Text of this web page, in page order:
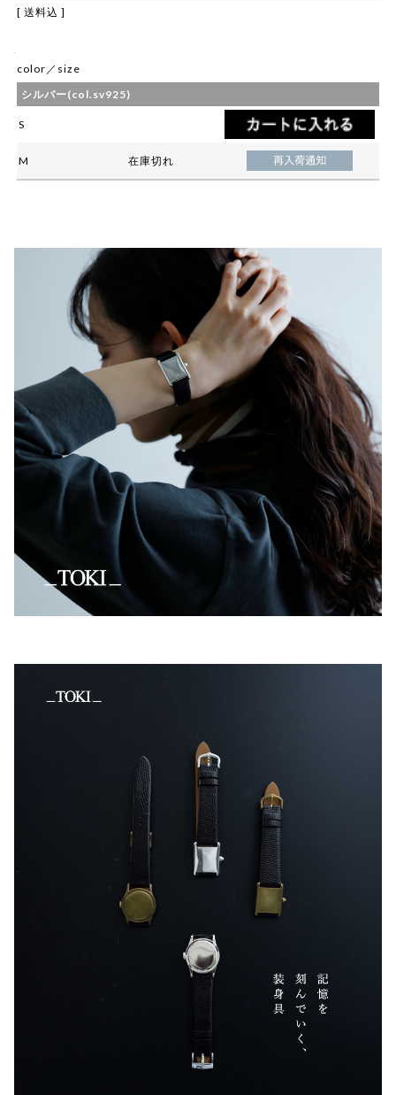
[ 送料込 ]
color／size
シルバー(col.sv925)
S
M 在庫切れ